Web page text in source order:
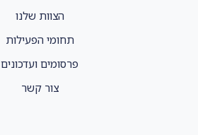
הצוות שלנו
תחומי הפעילות
פרסומים ועדכונים
צור קשר